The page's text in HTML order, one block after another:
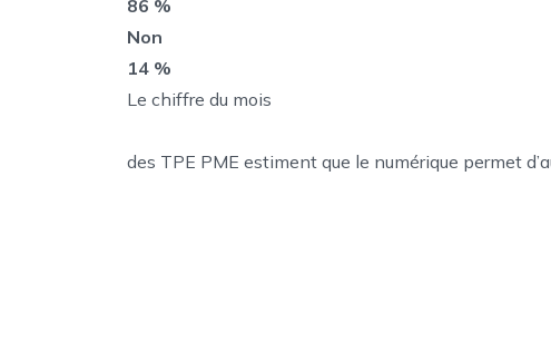
86 %
Non
14 %
Le chiffre du mois
des TPE PME estiment que le numérique permet